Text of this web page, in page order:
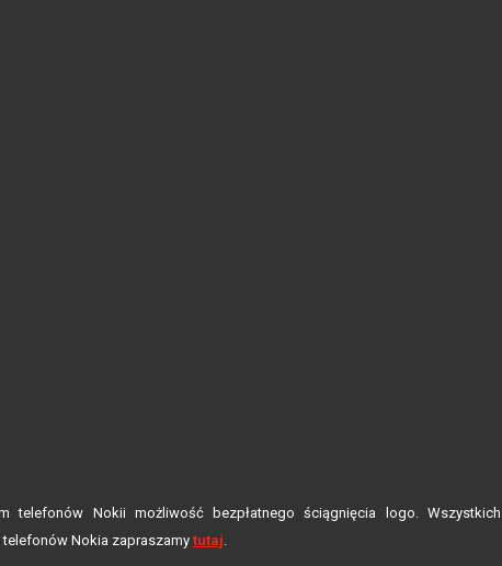
telefonów Nokii możliwość bezpłatnego ściągnięcia logo. Wszystkich
Nokia zapraszamy tutaj